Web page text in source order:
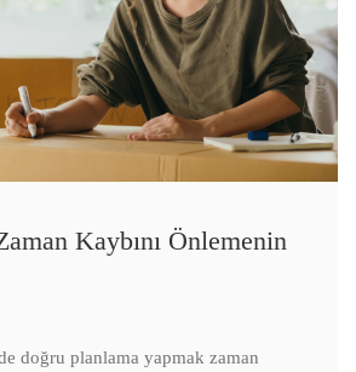
Kaybını Önlemenin
doğru planlama yapmak zaman